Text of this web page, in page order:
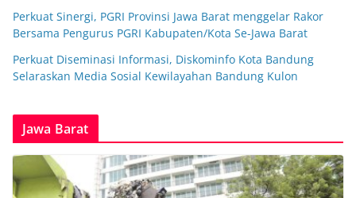
Perkuat Sinergi, PGRI Provinsi Jawa Barat menggelar Rakor
Bersama Pengurus PGRI Kabupaten/Kota Se-Jawa Barat
Perkuat Diseminasi Informasi, Diskominfo Kota Bandung
Selaraskan Media Sosial Kewilayahan Bandung Kulon
Jawa Barat